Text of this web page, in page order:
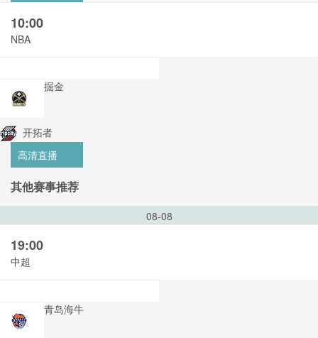
10:00
NBA
掘金
开拓者
高清直播
其他赛事推荐
08-08
19:00
中超
青岛海牛